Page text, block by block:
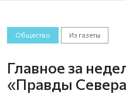
Общество Из газеты
Главное за
«Правды